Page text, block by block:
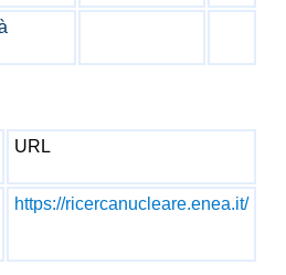
URL
https://ricercanucleare.enea.it/